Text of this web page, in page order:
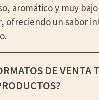
aromático y muy
ofreciendo un sabor
DE VENTA